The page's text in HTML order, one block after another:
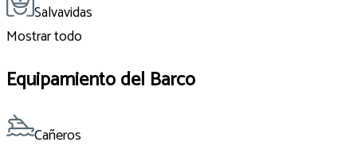
Salvavidas
Mostrar todo
Equipamiento del Barco
Cañeros